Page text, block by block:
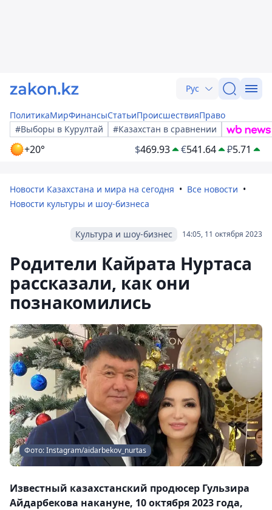
Рус
ПолитикаМирФинансыСтатьиПроисшествияПраво
#Выборы в Курултай
#Казахстан в сравнении
+20° $469.93 €541.64 ₽5.71
Новости Казахстана и мира на сегодня
Все новости
Новости культуры и шоу-бизнеса
14:05, 11 октября 2023
Культура и шоу-бизнес
Родители Кайрата Нуртаса
рассказали, как они
познакомились
Фото: Instagram/aidarbekov_nurtas
Известный казахстанский продюсер Гульзира
Айдарбекова накануне, 10 октября 2023 года,